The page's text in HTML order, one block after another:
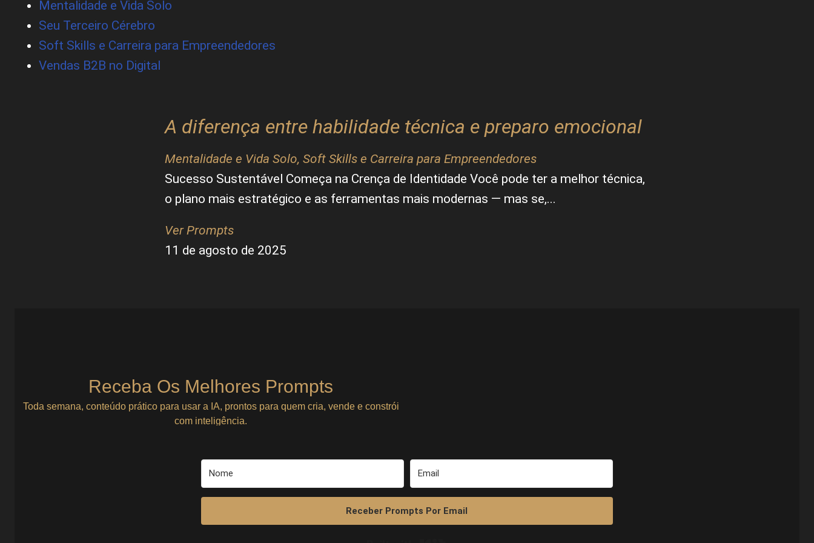
Mentalidade e Vida Solo
Seu Terceiro Cérebro
Soft Skills e Carreira para Empreendedores
Vendas B2B no Digital
A diferença entre habilidade técnica e preparo emocional
Mentalidade e Vida Solo, Soft Skills e Carreira para Empreendedores
Sucesso Sustentável Começa na Crença de Identidade Você pode ter a melhor técnica,
o plano mais estratégico e as ferramentas mais modernas — mas se,...
Ver Prompts
11 de agosto de 2025
Receba Os Melhores Prompts
Toda semana, conteúdo prático para usar a IA, prontos para quem cria, vende e constrói
com inteligência.
Receber Prompts Por Email